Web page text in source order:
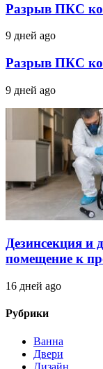
Разрыв ПКС
9 дней ago
Разрыв ПКС
9 дней ago
Дезинсекция и
помещение к
16 дней ago
Рубрики
Ванна
Двери
Дизайн